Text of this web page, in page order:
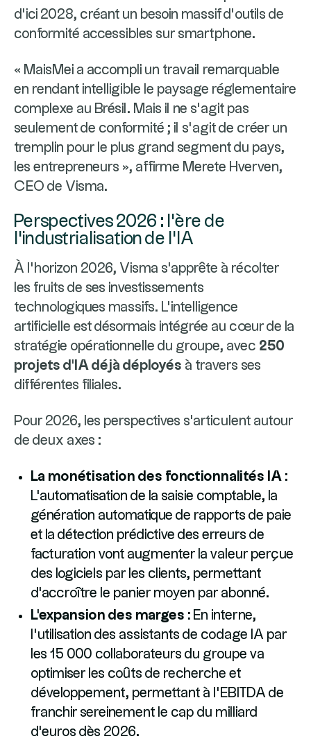
d’ici 2028, créant un besoin massif d'outils de
conformité accessibles sur smartphone.
« MaisMei a accompli un travail remarquable
en rendant intelligible le paysage réglementaire
complexe au Brésil. Mais il ne s’agit pas
seulement de conformité ; il s’agit de créer un
tremplin pour le plus grand segment du pays,
les entrepreneurs », affirme Merete Hverven,
CEO de Visma.
Perspectives 2026 : l'ère de
l'industrialisation de l'IA
À l’horizon 2026, Visma s'apprête à récolter
les fruits de ses investissements
technologiques massifs. L'intelligence
artificielle est désormais intégrée au cœur de la
stratégie opérationnelle du groupe, avec 250
projets d'IA déjà déployés à travers ses
différentes filiales.
Pour 2026, les perspectives s'articulent autour
de deux axes :
La monétisation des fonctionnalités IA :
L'automatisation de la saisie comptable, la
génération automatique de rapports de paie
et la détection prédictive des erreurs de
facturation vont augmenter la valeur perçue
des logiciels par les clients, permettant
d'accroître le panier moyen par abonné.
L'expansion des marges : En interne,
l'utilisation des assistants de codage IA par
les 15 000 collaborateurs du groupe va
optimiser les coûts de recherche et
développement, permettant à l'EBITDA de
franchir sereinement le cap du milliard
d'euros dès 2026.